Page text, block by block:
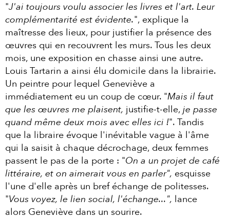
"J'ai toujours voulu associer les livres et l'art. Leur
complémentarité est évidente.", explique la
maîtresse des lieux, pour justifier la présence des
œuvres qui en recouvrent les murs. Tous les deux
mois, une exposition en chasse ainsi une autre.
Louis Tartarin a ainsi élu domicile dans la librairie.
Un peintre pour lequel Geneviève a
immédiatement eu un coup de cœur. "Mais il faut
que les œuvres me plaisent, justifie-t-elle, je passe
quand même deux mois avec elles ici !". Tandis
que la libraire évoque l'inévitable vague à l'âme
qui la saisit à chaque décrochage, deux femmes
passent le pas de la porte : "On a un projet de café
littéraire, et on aimerait vous en parler", esquisse
l'une d'elle après un bref échange de politesses.
"Vous voyez, le lien social, l'échange...", lance
alors Geneviève dans un sourire.